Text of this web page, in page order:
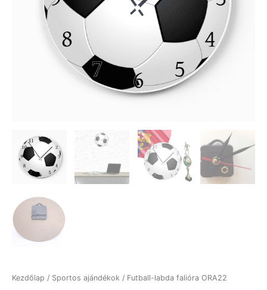
Kezdőlap / Sportos ajándékok / Futball-labda falióra ORA22